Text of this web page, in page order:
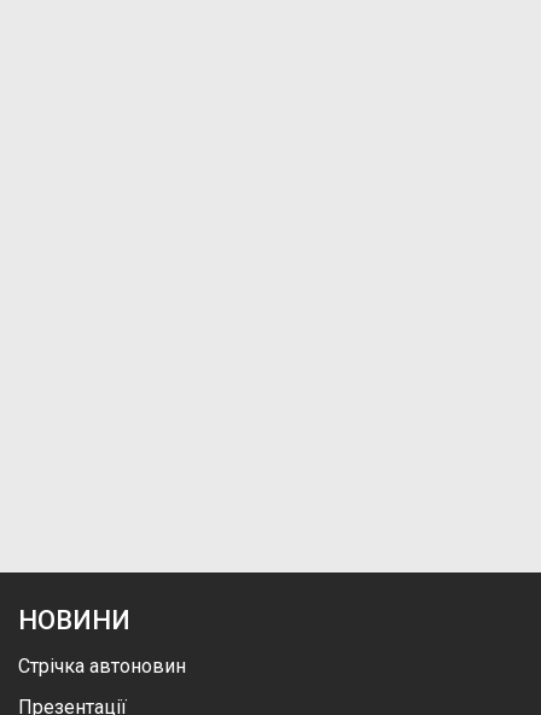
НОВИНИ
Стрічка автоновин
Презентації